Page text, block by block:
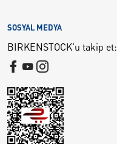
SOSYAL MEDYA
BIRKENSTOCK'u takip et: